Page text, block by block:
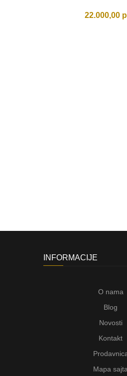
22.000,00
INFORMACIJE
O nama
Blog
Novosti
Kontakt
Mapa sajta